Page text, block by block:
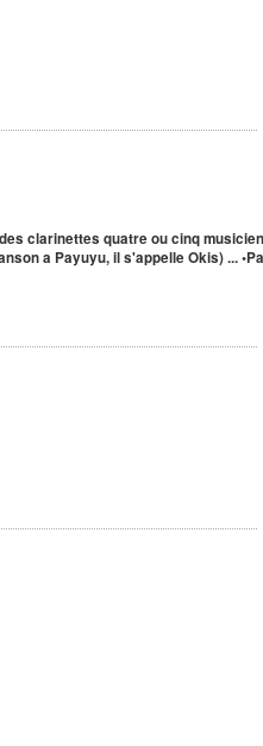
clarinettes quatre ou cinq
a Payuyu, il s'appelle Okis) ...